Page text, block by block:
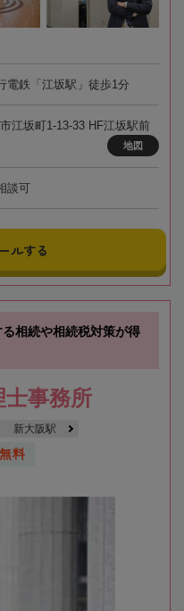
電鉄「江坂駅」徒歩1分
江坂町1-13-33 HF江坂駅前
地図
談可
ルする
る相続や相続税対策が得
事務所
新大阪駅
料